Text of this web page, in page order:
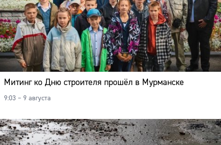
Митинг ко Дню строителя прошёл в Мурманске
9:03 – 9 августа